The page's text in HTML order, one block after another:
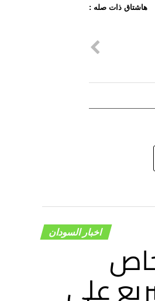
هاشتاق ذات صله :
اخبار السودان
مقتل 4 أشخاص
على